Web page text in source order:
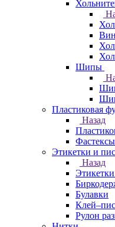
Шипы
Пластиковая
Назад
Этикетки и
Назад
Булавки
Рулон